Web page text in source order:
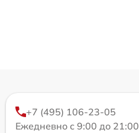
+7 (495) 106-23-05
Ежедневно с 9:00 до 21:00